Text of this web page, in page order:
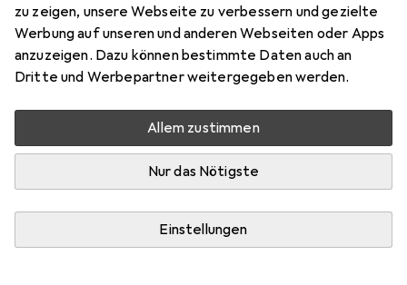
zu zeigen, unsere Webseite zu verbessern und gezielte
Werbung auf unseren und anderen Webseiten oder Apps
anzuzeigen. Dazu können bestimmte Daten auch an
Dritte und Werbepartner weitergegeben werden.
Allem zustimmen
Nur das Nötigste
Einstellungen
Bewertungen Marke
Mehr von Dipos
Mi, 12.8. geliefert
Mehr als 10 Stück an Lager beim Drittanbieter
Lieferort angeben für genaue Lieferzeit